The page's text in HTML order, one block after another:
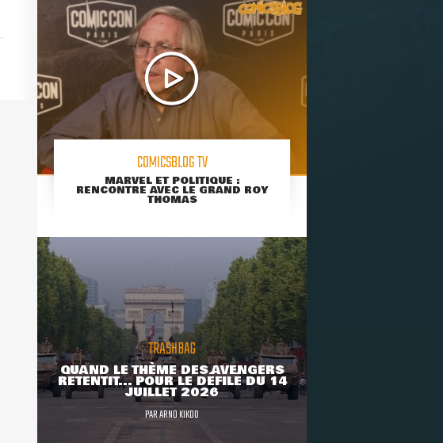
COMICSBLOG TV
MARVEL ET POLITIQUE :
RENCONTRE AVEC LE GRAND ROY
THOMAS
TRASHBAG
QUAND LE THÈME DES AVENGERS
RETENTIT... POUR LE DÉFILÉ DU 14
JUILLET 2026
PARARNO KIKOO